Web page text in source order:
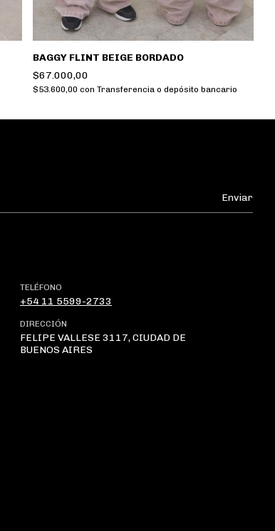
BAGGY FLINT BEIGE BORDADO
$67.000,00
$53.600,00con Transferencia o depósito bancario
TELÉFONO
+54 11 5599-2733
DIRECCIÓN
FELIPE VALLESE 3117, CIUDAD DE
BUENOS AIRES